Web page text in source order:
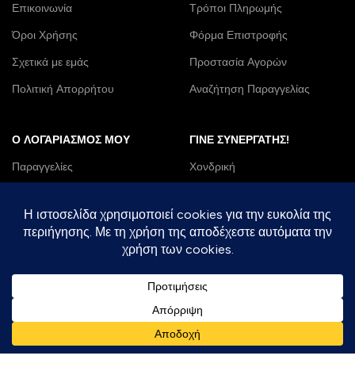
Επικοινωνία
Όροι Χρήσης
Σχετικά με εμάς
Πολιτική Απορρήτου
Τρόποι Πληρωμής
Φόρμα Επιστροφής
Προστασία Αγορών
Αναζήτηση Παραγγελίας
Ο ΛΟΓΑΡΙΑΣΜΌΣ ΜΟΥ
Παραγγελίες
Η Διεύθυνση μου
Είσοδος/Εγγραφή
ΓΊΝΕ ΣΥΝΕΡΓΆΤΗΣ!
Χονδρική
B2B
Franchise
Τελευταία Νέα
ΔΙΑΘΕΣΙΜΟ ΣΤΟ: